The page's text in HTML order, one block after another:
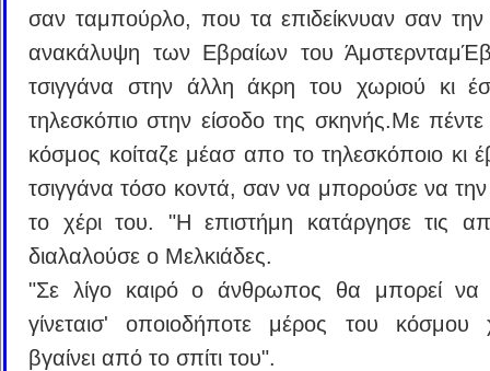
σαν ταμπούρλο, που τα επιδείκνυαν σαν την
ανακάλυψη των Εβραίων του
τσιγγάνα στην άλλη άκρη του χωριού κι
τηλεσκόπιο στην είσοδο της σκηνής.Με
κόσμος κοίταζε μέασ απο το τηλεσκόποιο κι
τσιγγάνα τόσο κοντά, σαν να μπορούσε να την
το χέρι του. "Η επιστήμη κατάργησε τις
διαλαλούσε ο Μελκιάδες.
"Σε λίγο καιρό ο άνθρωπος θα μπορεί να
γίνεταισ' οποιοδήποτε μέρος του κόσμου
βγαίνει από το σπίτι του".